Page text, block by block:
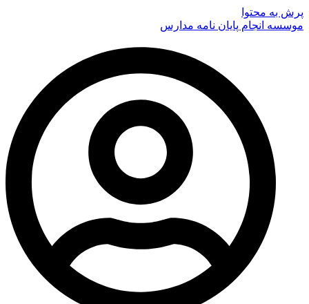
پرش به محتوا
موسسه انجام پایان نامه مدارس